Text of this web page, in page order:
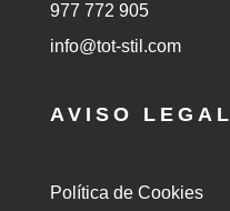
977 772 905
info@tot-stil.com
AVISO LEGAL
Política de Cookies